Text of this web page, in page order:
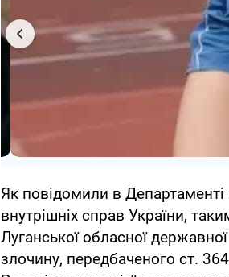
Як повідомили в Департаменті
внутрішніх справ України,
Луганської обласної
злочину, передбаченого ст.